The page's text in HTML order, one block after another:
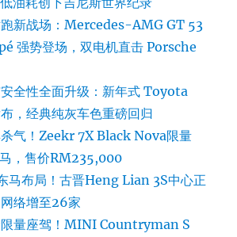
新战场：Mercedes-AMG GT 53
强势登场，双电机直击 Porsche
全性全面升级：新年式 Toyota
，经典纯灰车色重磅回归
气！Zeekr 7X Black Nova限量
，售价RM235,000
马布局！古晋Heng Lian 3S中心正
络增至26家
限量座驾！MINI Countryman S